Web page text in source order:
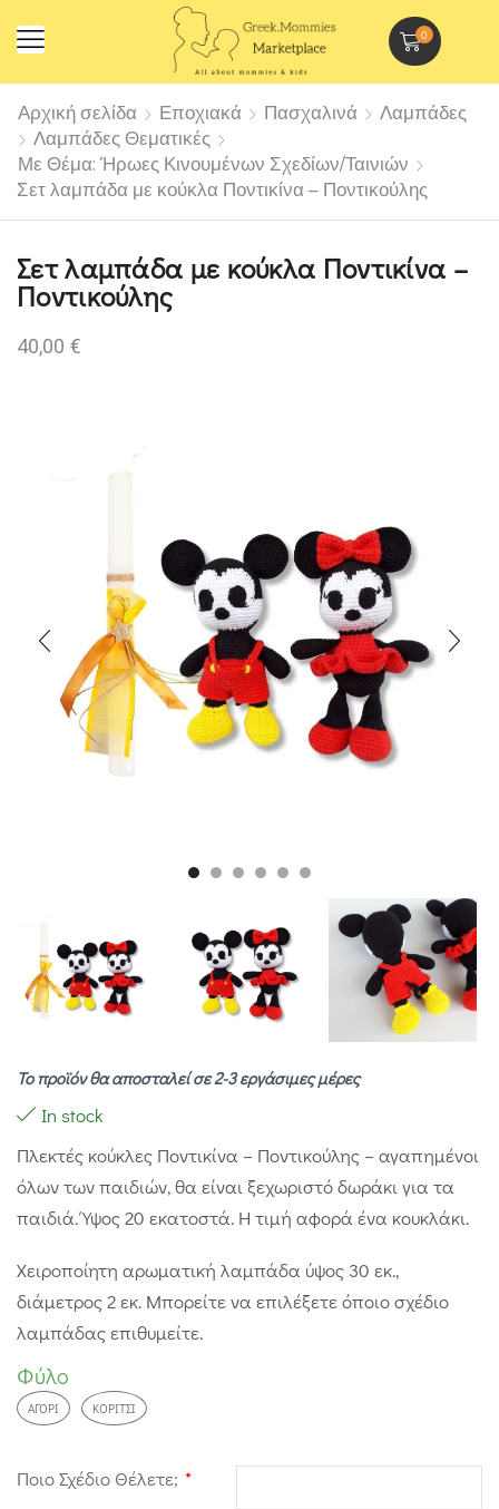
0
Αρχική σελίδα Εποχιακά Πασχαλινά
Λαμπάδες
Λαμπάδες Θεματικές
Με Θέμα: Ήρωες Κινουμένων Σχεδίων/Ταινιών
Σετ λαμπάδα με κούκλα Ποντικίνα – Ποντικούλης
Σετ λαμπάδα με κούκλα Ποντικίνα –
Ποντικούλης
40,00 €
Το προϊόν θα αποσταλεί σε 2-3 εργάσιμες μέρες
In stock
Πλεκτές κούκλες Ποντικίνα – Ποντικούλης – αγαπημένοι
όλων των παιδιών, θα είναι ξεχωριστό δωράκι για τα
παιδιά. Ύψος 20 εκατοστά. Η τιμή αφορά ένα κουκλάκι.
Χειροποίητη αρωματική λαμπάδα ύψος 30 εκ.,
διάμετρος 2 εκ. Μπορείτε να επιλέξετε όποιο σχέδιο
λαμπάδας επιθυμείτε.
Φύλο
ΑΓΌΡΙ ΚΟΡΊΤΣΙ
Ποιο Σχέδιο Θέλετε; *